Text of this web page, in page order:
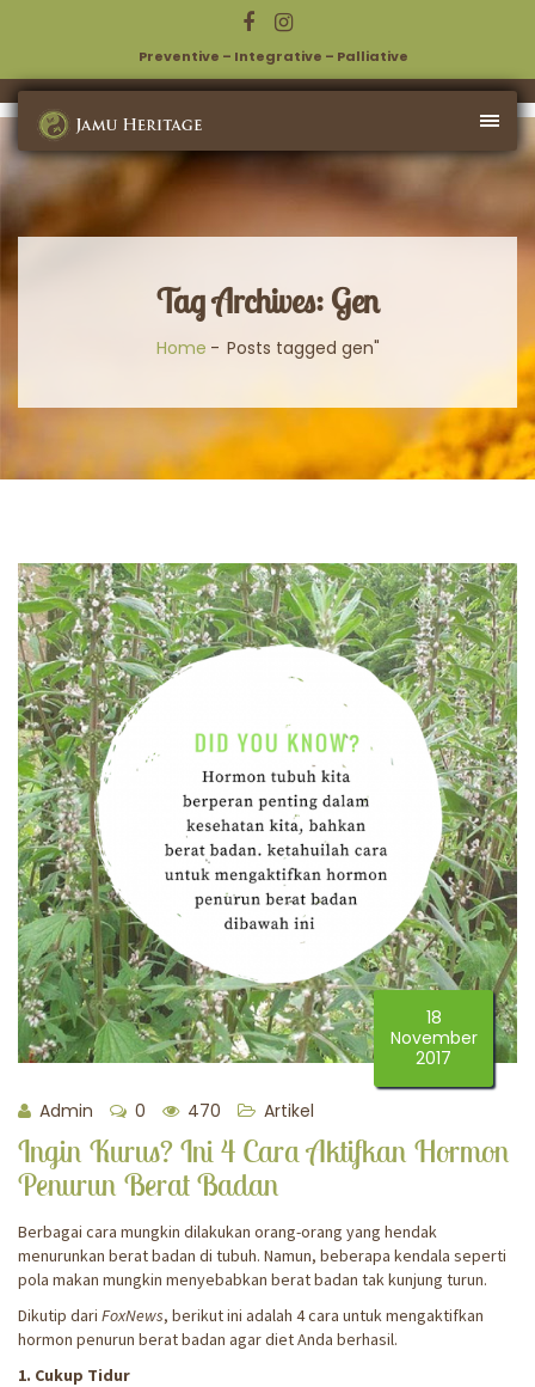
Preventive – Integrative – Palliative
Tag Archives: Gen
Home Posts tagged gen"
18
November
2017
Admin 0 470 Artikel
Ingin Kurus? Ini 4 Cara Aktifkan Hormon
Penurun Berat Badan
Berbagai cara mungkin dilakukan orang-orang yang hendak
menurunkan berat badan di tubuh. Namun, beberapa kendala seperti
pola makan mungkin menyebabkan berat badan tak kunjung turun.
Dikutip dari FoxNews, berikut ini adalah 4 cara untuk mengaktifkan
hormon penurun berat badan agar diet Anda berhasil.
1. Cukup Tidur